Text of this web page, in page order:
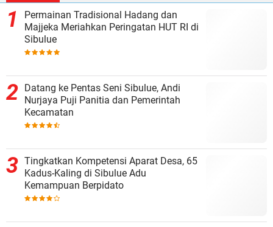
Permainan Tradisional Hadang dan
Majjeka Meriahkan Peringatan HUT RI di
Sibulue
Datang ke Pentas Seni Sibulue, Andi
Nurjaya Puji Panitia dan Pemerintah
Kecamatan
Tingkatkan Kompetensi Aparat Desa, 65
Kadus-Kaling di Sibulue Adu
Kemampuan Berpidato